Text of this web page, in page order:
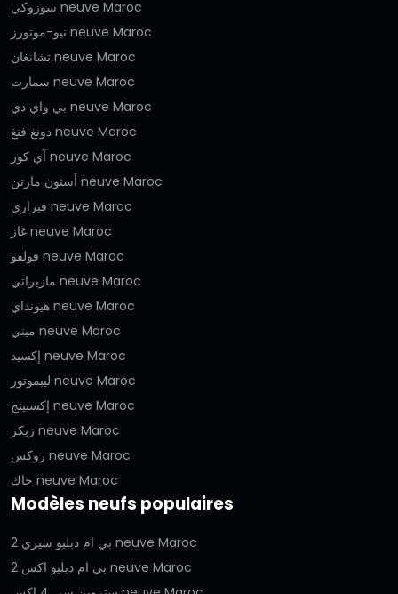
سوزوكي neuve Maroc
نيو-موتورز neuve Maroc
تشانغان neuve Maroc
سمارت neuve Maroc
بي واي دي neuve Maroc
دونغ فنغ neuve Maroc
آي كور neuve Maroc
أستون مارتن neuve Maroc
فيراري neuve Maroc
غاز neuve Maroc
فولفو neuve Maroc
مازيراتي neuve Maroc
هيونداي neuve Maroc
ميني neuve Maroc
إكسيد neuve Maroc
ليبموتور neuve Maroc
إكسبينج neuve Maroc
زيكر neuve Maroc
روكس neuve Maroc
جاك neuve Maroc
Modèles neufs populaires
بي ام دبليو سيري 2 neuve Maroc
بي ام دبليو اكس 2 neuve Maroc